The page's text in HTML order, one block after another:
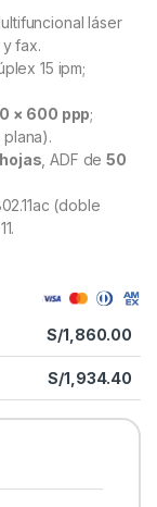
láser
fax.
15 ipm;
× 600 ppp;
plana).
, ADF de50
(doble
S/1,860.00
S/1,934.40